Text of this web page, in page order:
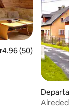
4.96 (50)
y